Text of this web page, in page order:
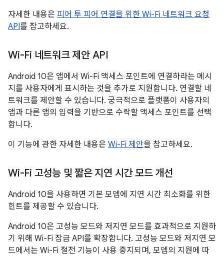
자세한 내용은 피어 투 피어 연결을 위한 Wi-Fi 네트워크 요청
API를 참고하세요.
Wi-Fi 네트워크 제안 API
Android 10은 앱에서 Wi-Fi 액세스 포인트에 연결하라는 메시
지를 사용자에게 표시하는 것을 추가로 지원합니다. 연결할 네
트워크를 제안할 수 있습니다. 궁극적으로 플랫폼이 사용자의
앱과 다른 앱의 입력을 기반으로 수락할 액세스 포인트를 선택
합니다.
이 기능에 관한 자세한 내용은 Wi-Fi 제안을 참고하세요.
Wi-Fi 고성능 및 짧은 지연 시간 모드 개선
Android 10을 사용하면 기본 모뎀에 지연 시간 최소화를 위한
힌트를 제공할 수 있습니다.
Android 10은 고성능 모드와 저지연 모드를 효과적으로 지원하
기 위해 Wi-Fi 잠금 API를 확장합니다. 고성능 모드와 저지연 모
드에서는 Wi-Fi 절전 기능이 사용 중지되며, 모뎀의 지원에 따